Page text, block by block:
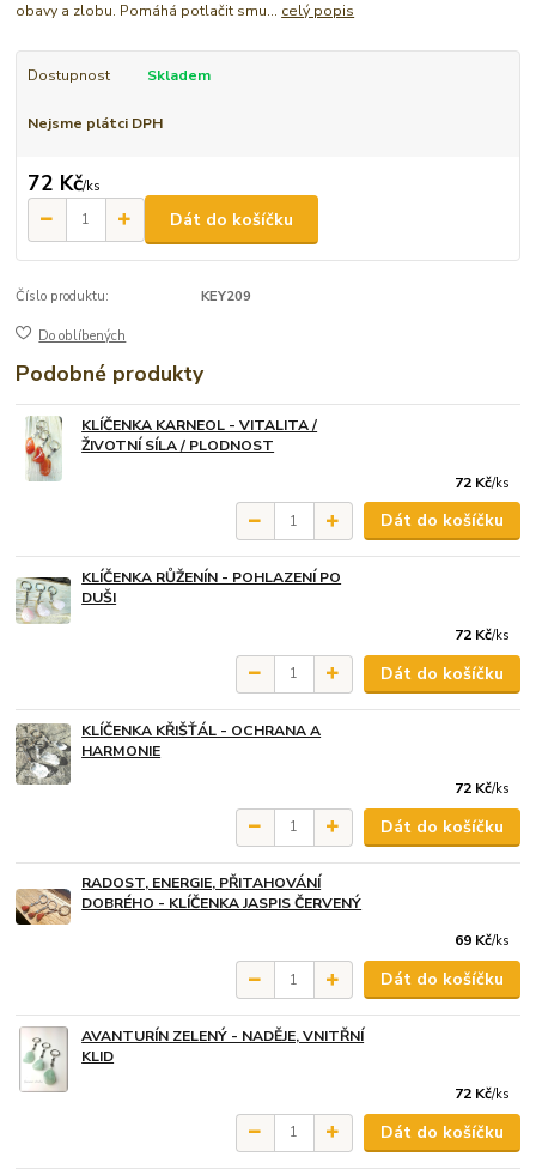
obavy a zlobu. Pomáhá potlačit smu... celý popis
Dostupnost Skladem
Nejsme plátci DPH
72 Kč/ks
Dát do košíčku
Číslo produktu: KEY209
Do oblíbených
Podobné produkty
KLÍČENKA KARNEOL - VITALITA /
ŽIVOTNÍ SÍLA / PLODNOST
72 Kč/ks
Dát do košíčku
KLÍČENKA RŮŽENÍN - POHLAZENÍ PO
DUŠI
72 Kč/ks
Dát do košíčku
KLÍČENKA KŘIŠŤÁL - OCHRANA A
HARMONIE
72 Kč/ks
Dát do košíčku
RADOST, ENERGIE, PŘITAHOVÁNÍ
DOBRÉHO - KLÍČENKA JASPIS ČERVENÝ
69 Kč/ks
Dát do košíčku
AVANTURÍN ZELENÝ - NADĚJE, VNITŘNÍ
KLID
72 Kč/ks
Dát do košíčku